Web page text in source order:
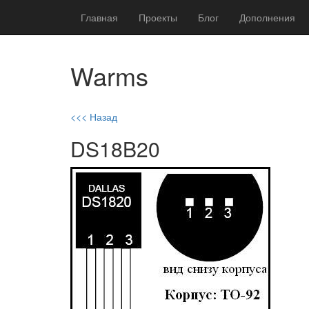
Главная Проекты Блог Дополнения
Warms
<<< Назад
DS18B20